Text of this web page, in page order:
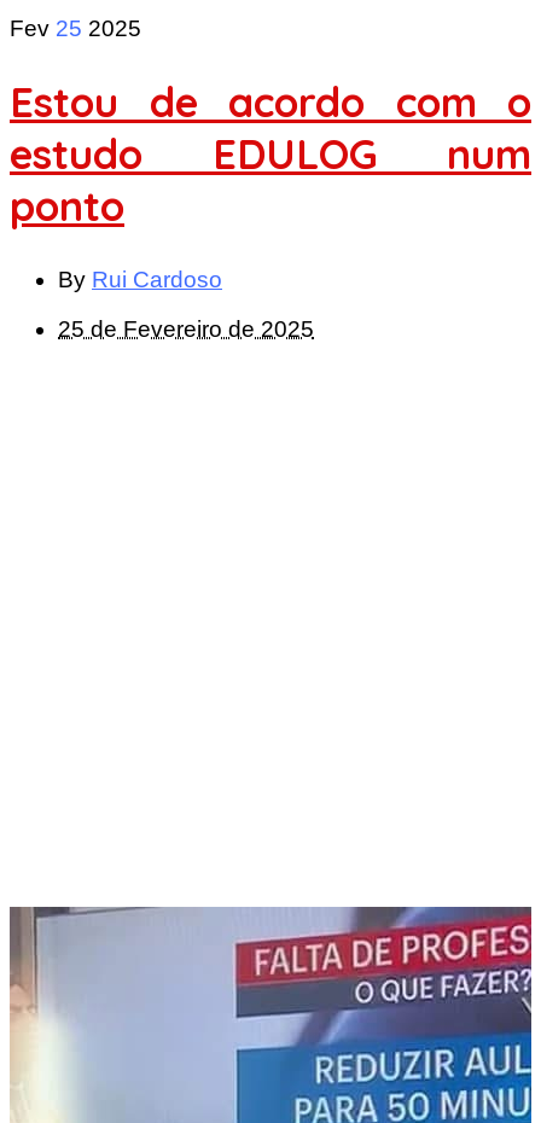
Fev 25 2025
Estou de acordo com o
estudo EDULOG num
ponto
By Rui Cardoso
25 de Fevereiro de 2025